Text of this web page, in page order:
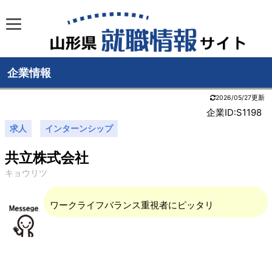
企業情報
2026/05/27更新
企業ID:S1198
求人 インターンシップ
共立株式会社
キョウリツ
ワークライフバランス重視者にピッタリ